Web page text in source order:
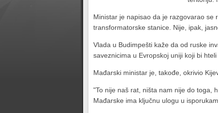
Ministar je napisao da je razgovarao se
transformatorske stanice. Nije, ipak,
Vlada u Budimpešti kaže da od ruske
saveznicima u Evropskoj uniji koji bi
Mađarski ministar je, takođe, okrivio
"To nije naš rat, ništa nam nije do toga,
Mađarske ima ključnu ulogu u